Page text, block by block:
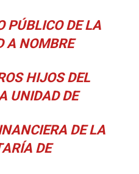
PÚBLICO DE LA
A NOMBRE
HIJOS DEL
UNIDAD DE
DELA
DE